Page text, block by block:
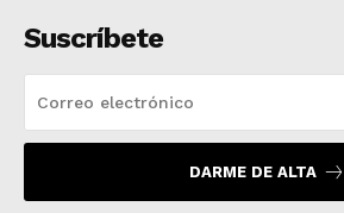
Suscríbete
DARME DE ALTA